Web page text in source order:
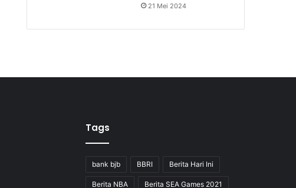
21 Mei 2024
Tags
bank bjb BBRI Berita Hari Ini
Berita NBA Berita SEA Games 2021